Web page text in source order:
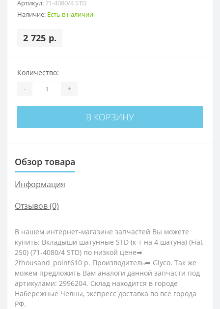
Артикул:71-4080/4 STD
Наличие: Есть в наличии
2 725 р.
Количество:
- +
В КОРЗИНУ
Обзор товара
Информация
Отзывов (0)
В нашем интернет-магазине запчастей Вы можете
купить: Вкладыши шатунные STD (к-т на 4 шатуна) (Fiat
250) (71-4080/4 STD) по низкой цене➡
2thousand_point610 р. Производитель➡ Glyco. Так же
можем предложить Вам аналоги данной запчасти под
артикулами: 2996204. Склад находится в городе
Набережные Челны, экспресс доставка во все города
РФ.